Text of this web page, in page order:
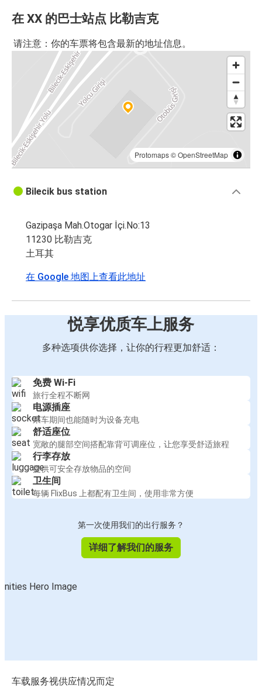
在 XX 的巴士站点 比勒吉克
请注意：你的车票将包含最新的地址信息。
Protomaps©OpenStreetMap
Bilecik bus station
Gazipaşa Mah.Otogar İçi.No:13
11230 比勒吉克
土耳其
在 Google 地图上查看此地址
悦享优质车上服务
多种选项供你选择，让你的行程更加舒适：
免费 Wi-Fi
旅行全程不断网
电源插座
乘车期间也能随时为设备充电
舒适座位
宽敞的腿部空间搭配靠背可调座位，让您享受舒适旅程
行李存放
提供可安全存放物品的空间
卫生间
每辆 FlixBus 上都配有卫生间，使用非常方便
第一次使用我们的出行服务？
详细了解我们的服务
车载服务视供应情况而定